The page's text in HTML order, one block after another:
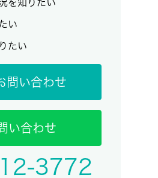
を知りたい
い
たい
問い合わせ
い合わせ
3772